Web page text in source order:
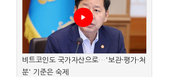
비트코인도 국가자산으로…'보관·평가·처
분' 기준은 숙제